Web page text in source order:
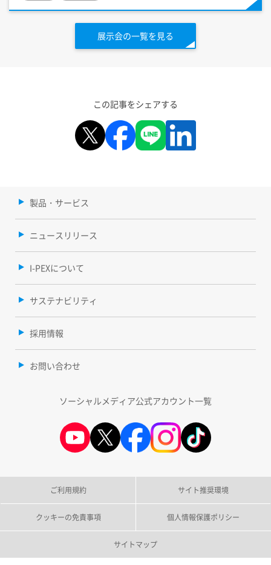
展示会の一覧を見る
この記事をシェアする
製品・サービス
ニュースリリース
I-PEXについて
サステナビリティ
採用情報
お問い合わせ
ソーシャルメディア公式アカウント一覧
ご利用規約 サイト推奨環境
クッキーの免責事項 個人情報保護ポリシー
サイトマップ